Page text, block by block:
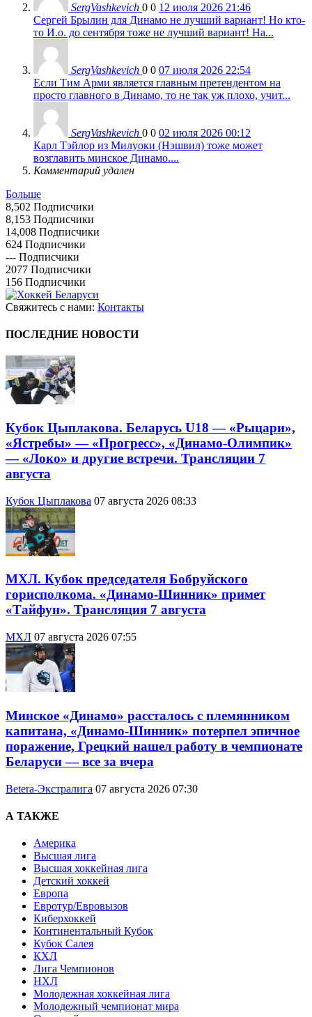
SergVashkevich 0 0 12 июля 2026 21:46
Сергей Брылин для Динамо не лучший вариант! Но кто-
то И.о. до сентября тоже не лучший вариант! На...
SergVashkevich 0 0 07 июля 2026 22:54
Если Тим Арми является главным претендентом на
просто главного в Динамо, то не так уж плохо, учит...
SergVashkevich 0 0 02 июля 2026 00:12
Карл Тэйлор из Милуоки (Нэшвил) тоже может
возглавить минское Динамо....
Комментарий удален
Больше
8,502 Подписчики
8,153 Подписчики
14,008 Подписчики
624 Подписчики
--- Подписчики
2077 Подписчики
156 Подписчики
Свяжитесь с нами: Контакты
ПОСЛЕДНИЕ НОВОСТИ
Кубок Цыплакова. Беларусь U18 — «Рыцари»,
«Ястребы» — «Прогресс», «Динамо-Олимпик»
— «Локо» и другие встречи. Трансляции 7
августа
Кубок Цыплакова 07 августа 2026 08:33
МХЛ. Кубок председателя Бобруйского
горисполкома. «Динамо-Шинник» примет
«Тайфун». Трансляция 7 августа
МХЛ 07 августа 2026 07:55
Минское «Динамо» рассталось с племянником
капитана, «Динамо-Шинник» потерпел эпичное
поражение, Грецкий нашел работу в чемпионате
Беларуси — все за вчера
Betera-Экстралига 07 августа 2026 07:30
А ТАКЖЕ
Америка
Высшая лига
Высшая хоккейная лига
Детский хоккей
Европа
Евротур/Евровызов
Киберхоккей
Континентальный Кубок
Кубок Салея
КХЛ
Лига Чемпионов
НХЛ
Молодежная хоккейная лига
Молодежный чемпионат мира